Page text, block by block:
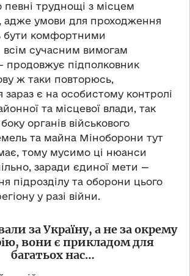
певні труднощі з місцем
адже умови для проходження
бути комфортними
всім сучасним вимогам
продовжує підполковник
ж таки повторюсь,
є на особистому контролі
та місцевої влади, так
органів військового
та майна Міноборони тут
тому мусимо ці нюанси
заради єдиної мети —
підрозділу та оборони цього
у разі війни.
за Україну, а не за окрему
вони є прикладом для
багатьох нас…